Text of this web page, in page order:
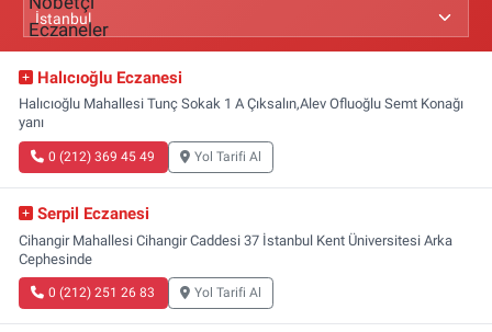
Halıcıoğlu Eczanesi
Halıcıoğlu Mahallesi Tunç Sokak 1 A Çıksalın,Alev Ofluoğlu Semt Konağı
yanı
0 (212) 369 45 49 Yol Tarifi Al
Serpil Eczanesi
Cihangir Mahallesi Cihangir Caddesi 37 İstanbul Kent Üniversitesi Arka
Cephesinde
0 (212) 251 26 83 Yol Tarifi Al